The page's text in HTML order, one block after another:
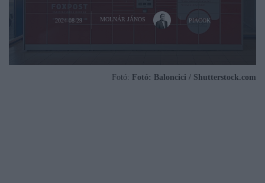
2024-08-29 MOLNÁR JÁNOS PIACOK
Fotó: Fotó: Baloncici / Shutterstock.com